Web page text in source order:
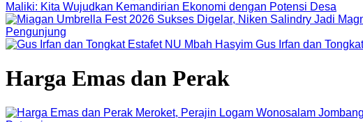
Maliki: Kita Wujudkan Kemandirian Ekonomi dengan Potensi Desa
Pengunjung
Gus Irfan dan
Harga Emas dan Perak